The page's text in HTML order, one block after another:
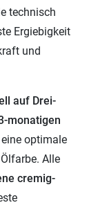
technisch
Ergiebigkeit
und
auf Drei-
monatigen
optimale
Alle
cremig-